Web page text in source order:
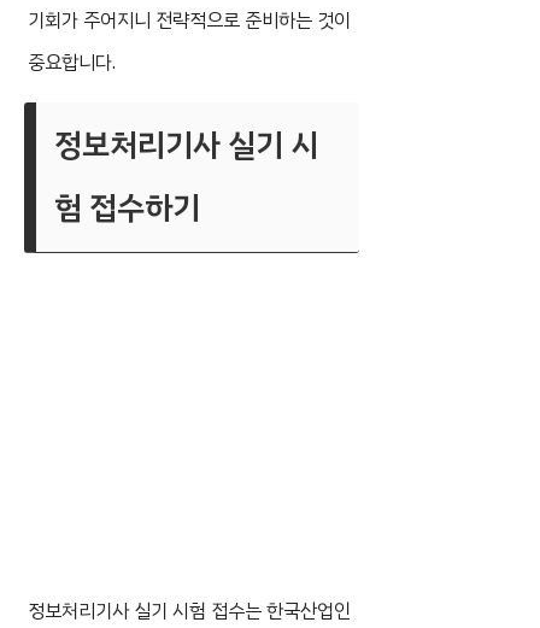
기회가 주어지니 전략적으로 준비하는 것이
중요합니다.
정보처리기사 실기 시
험 접수하기
정보처리기사 실기 시험 접수는 한국산업인